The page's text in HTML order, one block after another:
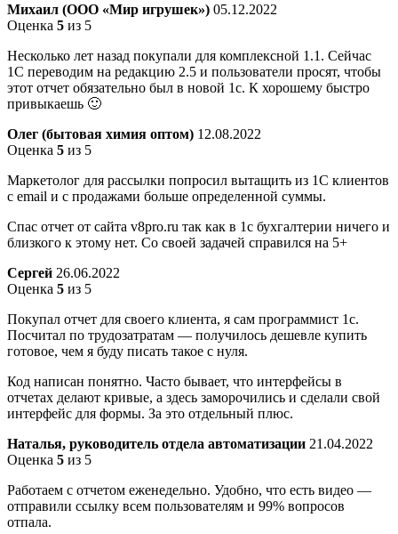
Михаил (ООО «Мир игрушек») 05.12.2022
Оценка 5 из 5
Несколько лет назад покупали для комплексной 1.1. Сейчас
1С переводим на редакцию 2.5 и пользователи просят, чтобы
этот отчет обязательно был в новой 1с. К хорошему быстро
привыкаешь 🙂
Олег (бытовая химия оптом) 12.08.2022
Оценка 5 из 5
Маркетолог для рассылки попросил вытащить из 1С клиентов
с email и с продажами больше определенной суммы.
Спас отчет от сайта v8pro.ru так как в 1с бухгалтерии ничего и
близкого к этому нет. Со своей задачей справился на 5+
Сергей 26.06.2022
Оценка 5 из 5
Покупал отчет для своего клиента, я сам программист 1с.
Посчитал по трудозатратам — получилось дешевле купить
готовое, чем я буду писать такое с нуля.
Код написан понятно. Часто бывает, что интерфейсы в
отчетах делают кривые, а здесь заморочились и сделали свой
интерфейс для формы. За это отдельный плюс.
Наталья, руководитель отдела автоматизации 21.04.2022
Оценка 5 из 5
Работаем с отчетом еженедельно. Удобно, что есть видео —
отправили ссылку всем пользователям и 99% вопросов
отпала.